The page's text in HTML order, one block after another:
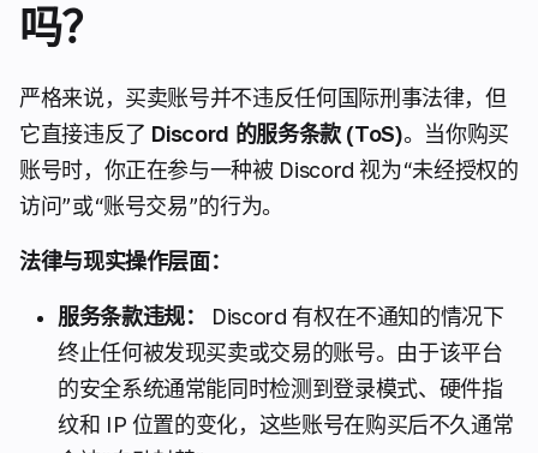
吗？
严格来说，买卖账号并不违反任何国际刑事法律，但
它直接违反了 Discord 的服务条款 (ToS)。当你购买
账号时，你正在参与一种被 Discord 视为“未经授权的
访问”或“账号交易”的行为。
法律与现实操作层面：
服务条款违规：
Discord 有权在不通知的情况下
终止任何被发现买卖或交易的账号。由于该平台
的安全系统通常能同时检测到登录模式、硬件指
纹和 IP 位置的变化，这些账号在购买后不久通常